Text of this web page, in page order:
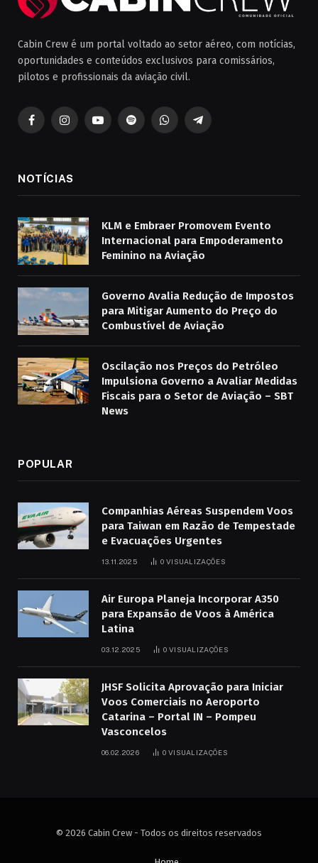
Cabin Crew é um portal voltado ao setor aéreo, com notícias,
oportunidades e conteúdos exclusivos para comissários,
pilotos e profissionais da aviação civil.
FacebookInstagramYouTubeSpotifyWhatsAppTelegrama
NOTÍCIAS
KLM e Embraer Promovem Evento
Internacional para Empoderamento
Feminino na Aviação
Governo Avalia Redução de Impostos
para Mitigar Aumento do Preço do
Combustível de Aviação
Oscilação nos Preços do Petróleo
Impulsiona Governo a Avaliar Medidas
Fiscais para o Setor de Aviação – SBT
News
POPULAR
Companhias Aéreas Suspendem Voos
para Taiwan em Razão de Tempestade
e Evacuações Urgentes
13.11.2025 0 VISUALIZAÇÕES
Air Europa Planeja Incorporar A350
para Expansão de Voos à América
Latina
03.12.2025 0 VISUALIZAÇÕES
JHSF Solicita Aprovação para Iniciar
Voos Comerciais no Aeroporto
Catarina – Portal IN – Pompeu
Vasconcelos
06.02.2026 0 VISUALIZAÇÕES
© 2026 Cabin Crew - Todos os direitos reservados